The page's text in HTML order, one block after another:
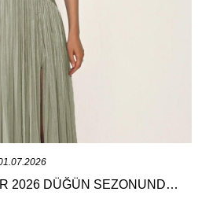
2026 DÜĞÜN SEZONUNDA